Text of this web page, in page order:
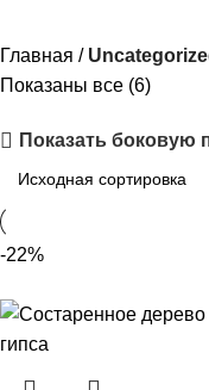
Главная
Показаны все (6)
Показать боковую
-22%